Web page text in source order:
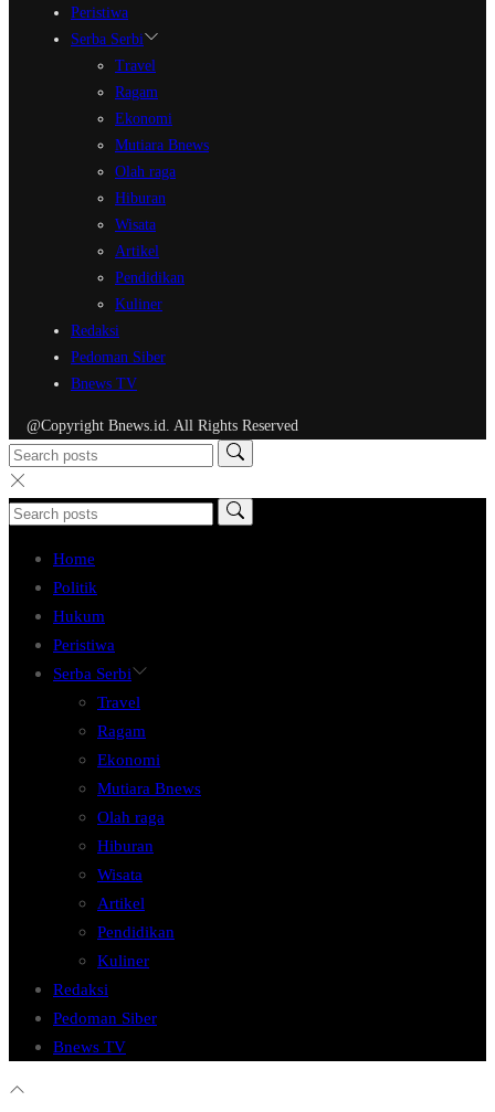
Peristiwa
Serba Serbi
Travel
Ragam
Ekonomi
Mutiara Bnews
Olah raga
Hiburan
Wisata
Artikel
Pendidikan
Kuliner
Redaksi
Pedoman Siber
Bnews TV
@Copyright Bnews.id. All Rights Reserved
Home
Politik
Hukum
Peristiwa
Serba Serbi
Travel
Ragam
Ekonomi
Mutiara Bnews
Olah raga
Hiburan
Wisata
Artikel
Pendidikan
Kuliner
Redaksi
Pedoman Siber
Bnews TV